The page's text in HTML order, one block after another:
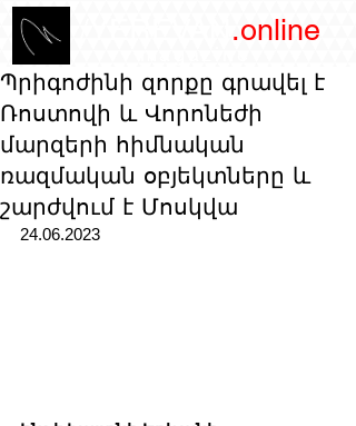
.online
Պրիգոժինի զորքը գրավել է
Ռոստովի և Վորոնեժի
մարզերի հիմնական
ռազմական օբյեկտները և
շարժվում է Մոսկվա
24.06.2023